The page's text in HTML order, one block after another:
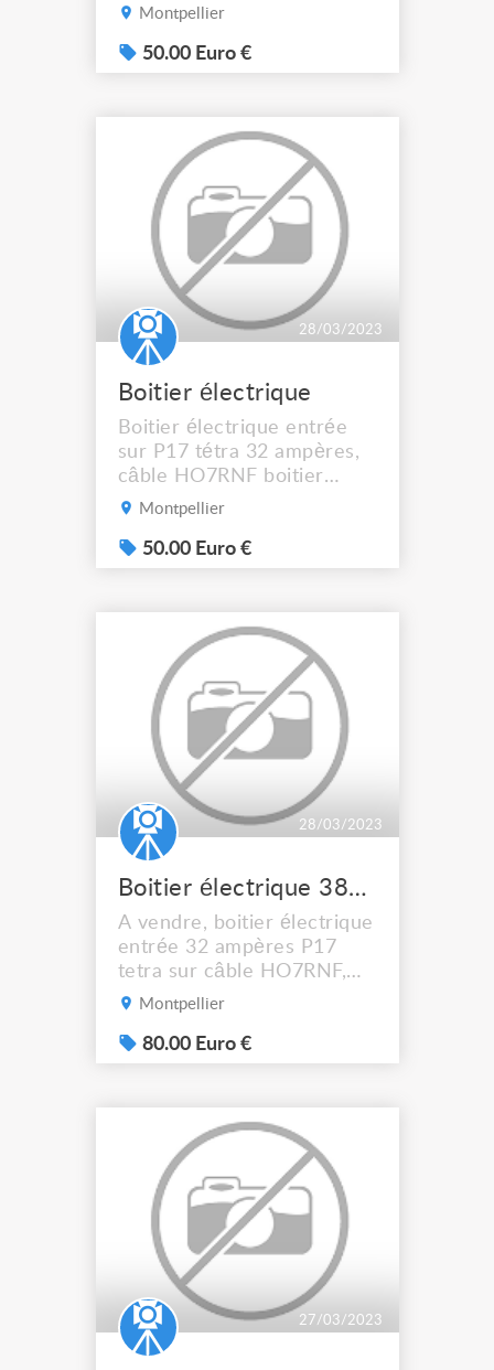
Montpellier
50.00 Euro €
28/03/2023
Boitier électrique
Boitier électrique entrée
sur P17 tétra 32 ampères,
câble HO7RNF boitier
équipé de prises de
aucun envoi.
Montpellier
50.00 Euro €
28/03/2023
Boitier électrique 380V
A vendre, boitier électrique
entrée 32 ampères P17
tetra sur câble HO7RNF,
sorties sur P17 tri.
différentiel. Câble 15M
5G6 HO7RNF. Matériel en
Montpellier
80.00 Euro €
27/03/2023